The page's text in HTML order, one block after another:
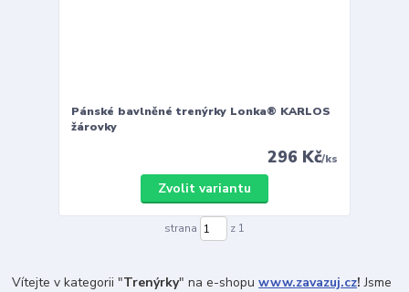
Pánské bavlněné trenýrky Lonka® KARLOS
žárovky
296 Kč/ks
Zvolit variantu
strana z 1
Vítejte v kategorii "Trenýrky" na e-shopuwww.zavazuj.cz! Jsme